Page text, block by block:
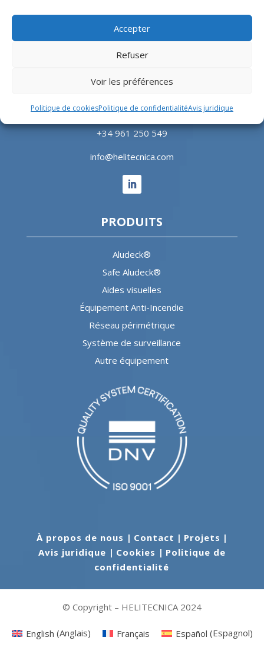
Accepter
Refuser
Voir les préférences
Politique de cookiesPolitique de confidentialitéAvis juridique
secteur hospitalier.
Parque Empresarial L’Horta Vella, Calle 4, 4, 46117
+34 961 250 549
info@helitecnica.com
PRODUITS
Aludeck®
Safe Aludeck®
Aides visuelles
Équipement Anti-Incendie
Réseau périmétrique
Système de surveillance
Autre équipement
À propos de nous | Contact | Projets |
Avis juridique | Cookies | Politique de
confidentialité
© Copyright – HELITECNICA 2024
English (Anglais) Français Español (Espagnol)